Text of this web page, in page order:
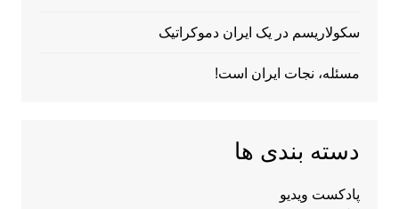
سکولاریسم در یک ایران دموکراتیک
مسئله، نجات ایران است!
دسته بندی ها
پادکست ویدیو